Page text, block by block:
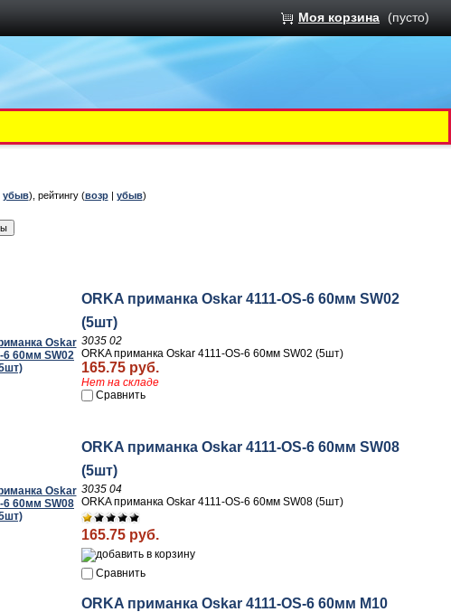
Моя корзина (пусто)
убыв), рейтингу (возр| убыв)
ORKA приманка Oskar 4111-OS-6 60мм SW02
(5шт)
3035 02
ORKA приманка Oskar 4111-OS-6 60мм SW02 (5шт)
165.75 руб.
Нет на складе
Сравнить
ORKA приманка Oskar 4111-OS-6 60мм SW08
(5шт)
3035 04
ORKA приманка Oskar 4111-OS-6 60мм SW08 (5шт)
165.75 руб.
Сравнить
ORKA приманка Oskar 4111-OS-6 60мм M10